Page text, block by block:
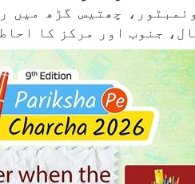
چھتیس گڑھ
جنوب اور مرکز کا